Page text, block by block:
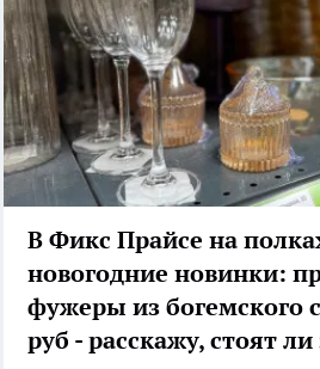
В Фикс Прайсе на
новогодние новинки:
фужеры из богемского
руб - расскажу, стоят ли